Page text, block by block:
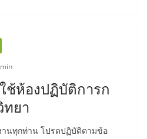
ช้ห้องปฏิบัติการก
ทยา
านทุกท่าน โปรดปฏิบัติตามข้อ